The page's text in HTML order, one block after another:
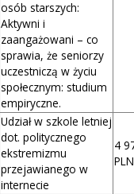
osób starszych:
Aktywni i
zaangażowani – co
sprawia, że seniorzy
uczestniczą w życiu
społecznym: studium
empiryczne.
Udział w szkole letniej
dot. politycznego
ekstremizmu
przejawianego w
internecie
4
PLN